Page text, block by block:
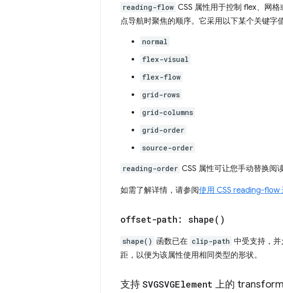
reading-flow CSS 属性用于控制 flex、网
点导航时聚焦的顺序。它采用以下某个关键字
normal
flex-visual
flex-flow
grid-rows
grid-columns
grid-order
source-order
reading-order CSS 属性可让您手动替换阅
如需了解详情，请参阅使用 CSS reading-flow
offset-path: shape( )
shape() 函数已在 clip-path 中受支持，
距，以便为该属性使用相同类型的形状。
支持 SVGSVGElement 上的